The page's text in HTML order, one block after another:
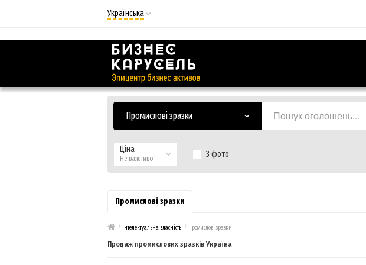
Українська
Русский
Українська
Промислові зразки
Ціна
Не важливо З фото
Промислові зразки
/ Інтелектуальна власність / Промислові зразки
Продаж промислових зразків Україна